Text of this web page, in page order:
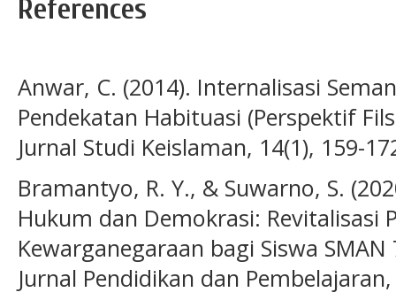
References
Anwar, C. (2014). Internalisasi
Pendekatan Habituasi (Perspektif
Jurnal Studi Keislaman, 14(1), 159-
Bramantyo, R. Y., & Suwarno, S.
Hukum dan Demokrasi: Revitalisasi
Kewarganegaraan bagi Siswa
Jurnal Pendidikan dan